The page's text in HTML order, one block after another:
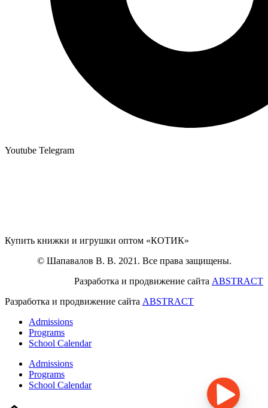
Youtube Telegram
Купить книжки и игрушки оптом «КОТИК»
© Шапавалов В. В. 2021. Все права защищены.
Разработка и продвижение сайта ABSTRACT
Разработка и продвижение сайта ABSTRACT
Admissions
Programs
School Calendar
Admissions
Programs
School Calendar